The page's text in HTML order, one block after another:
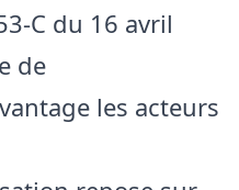
C du 16 avril
de
les acteurs